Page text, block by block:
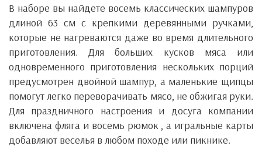
В наборе вы найдете восемь классических шампуров
длиной 63 см с крепкими деревянными ручками,
которые не нагреваются даже во время длительного
приготовления. Для больших кусков мяса или
одновременного приготовления нескольких порций
предусмотрен двойной шампур, а маленькие щипцы
помогут легко переворачивать мясо, не обжигая руки.
Для праздничного настроения и досуга компании
включена фляга и восемь рюмок , а игральные карты
добавляют веселья в любом походе или пикнике.